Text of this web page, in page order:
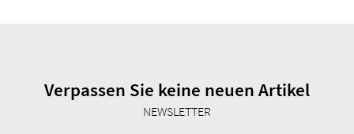
Verpassen Sie keine neuen Artikel
NEWSLETTER